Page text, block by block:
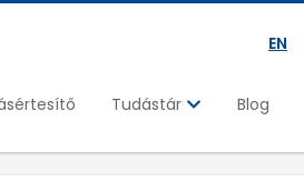
EN
Tudástár Blog